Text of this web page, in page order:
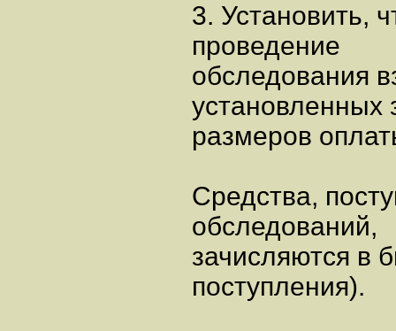
3. Установить,
проведение
обследования
размеров
Средства,
обследований,
зачисляются в
поступления).